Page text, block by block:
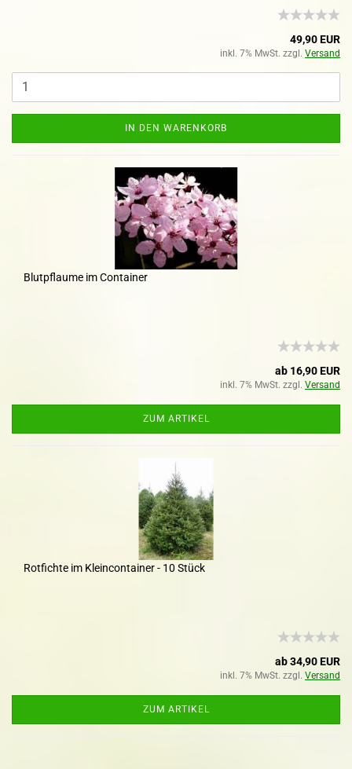
49,90 EUR
inkl. 7% MwSt. zzgl. Versand
IN DEN WARENKORB
Blutpflaume im Container
ab 16,90 EUR
inkl. 7% MwSt. zzgl. Versand
ZUM ARTIKEL
Rotfichte im Kleincontainer - 10 Stück
ab 34,90 EUR
inkl. 7% MwSt. zzgl. Versand
ZUM ARTIKEL